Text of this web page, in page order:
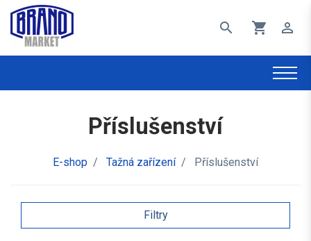
search shopping_cart perm_identity
Příslušenství
E-shop / Tažná zařízení / Příslušenství
Filtry